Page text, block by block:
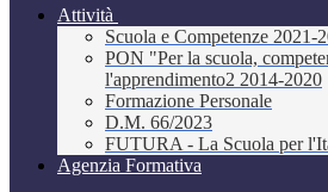
Attività
Scuola e Competenze 2021-
PON "Per la scuola,
l'apprendimento2 2014-2020
Formazione Personale
D.M. 66/2023
FUTURA - La Scuola per
Agenzia Formativa